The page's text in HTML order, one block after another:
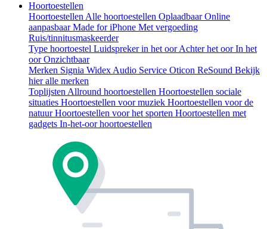
Hoortoestellen
HoortoestellenAlle hoortoestellen OplaadbaarOnline
aanpasbaarMade for iPhone Met vergoeding
Ruis/tinnitusmaskeerder
Type hoortoestel Luidspreker in het oorAchter het oorIn het
oorOnzichtbaar
Merken Signia WidexAudio Service Oticon ReSound Bekijk
hier alle merken
ToplijstenAllround hoortoestellen Hoortoestellen sociale
situaties Hoortoestellen voor muziek Hoortoestellen voor de
natuurHoortoestellen voor het sporten Hoortoestellen met
gadgets In-het-oor hoortoestellen